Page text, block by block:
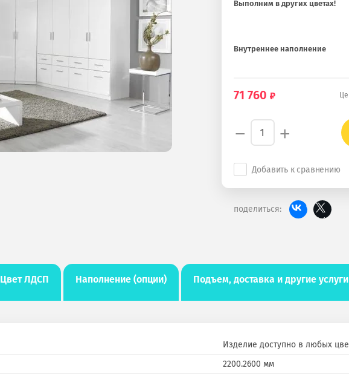
Выполним в других цветах!
Внутреннее наполнение
71 760
− +
Добавить к сравнению
поделиться:
Цвет ЛДСП Наполнение (опции) Подъем, доставка и другие услуги
Изделие доступно в любых
2200.2600 мм